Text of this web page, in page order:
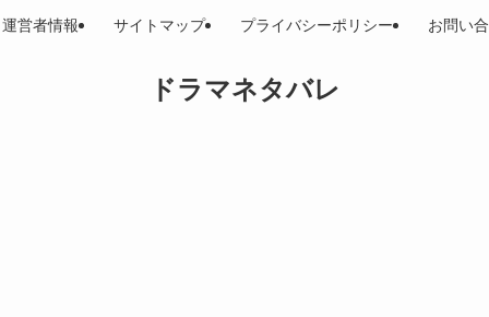
ドラマネタバレ
運営者情報 サイトマップ プライバシーポリシー お問い